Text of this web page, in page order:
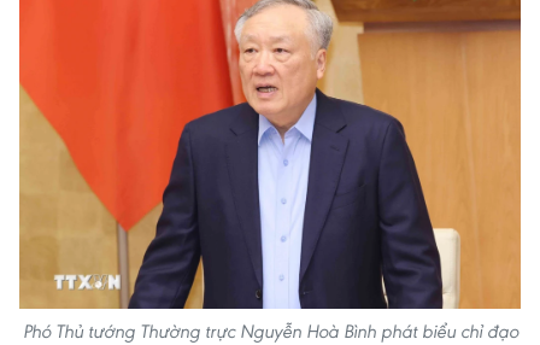
Phó Thủ tướng Thường trực Nguyễn Hoà Bình phát biểu chỉ đạo